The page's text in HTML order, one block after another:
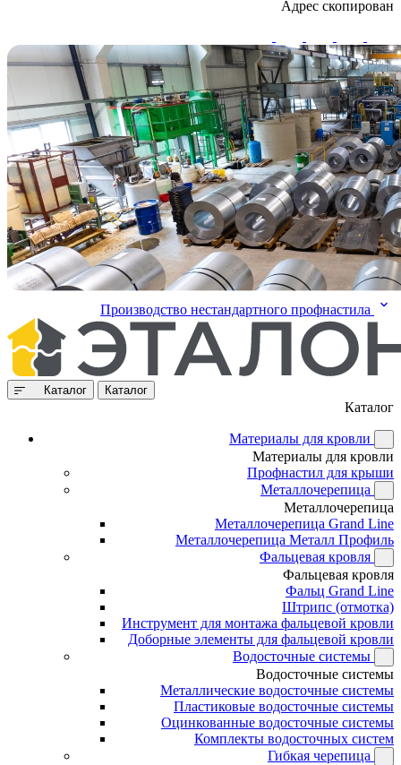
Адрес скопирован
Производство нестандартного профнастила
Каталог Каталог
Каталог
Материалы для кровли
Материалы для кровли
Профнастил для крыши
Металлочерепица
Металлочерепица
Металлочерепица Grand Line
Металлочерепица Металл Профиль
Фальцевая кровля
Фальцевая кровля
Фальц Grand Line
Штрипс (отмотка)
Инструмент для монтажа фальцевой кровли
Доборные элементы для фальцевой кровли
Водосточные системы
Водосточные системы
Металлические водосточные системы
Пластиковые водосточные системы
Оцинкованные водосточные системы
Комплекты водосточных систем
Гибкая черепица